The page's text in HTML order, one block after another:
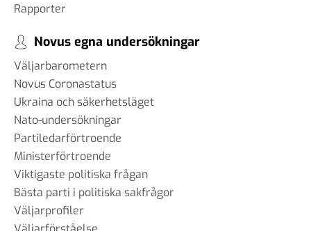
Rapporter
Novus egna undersökningar
Väljarbarometern
Novus Coronastatus
Ukraina och säkerhetsläget
Nato-undersökningar
Partiledarförtroende
Ministerförtroende
Viktigaste politiska frågan
Bästa parti i politiska sakfrågor
Väljarprofiler